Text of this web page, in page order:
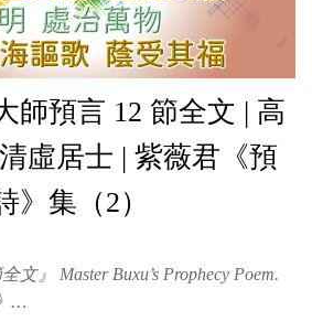
師預言 12 節全文 | 高
虛居士 | 紫薇君《預
》集（2）
文』 Master Buxu’s Prophecy Poem.
…